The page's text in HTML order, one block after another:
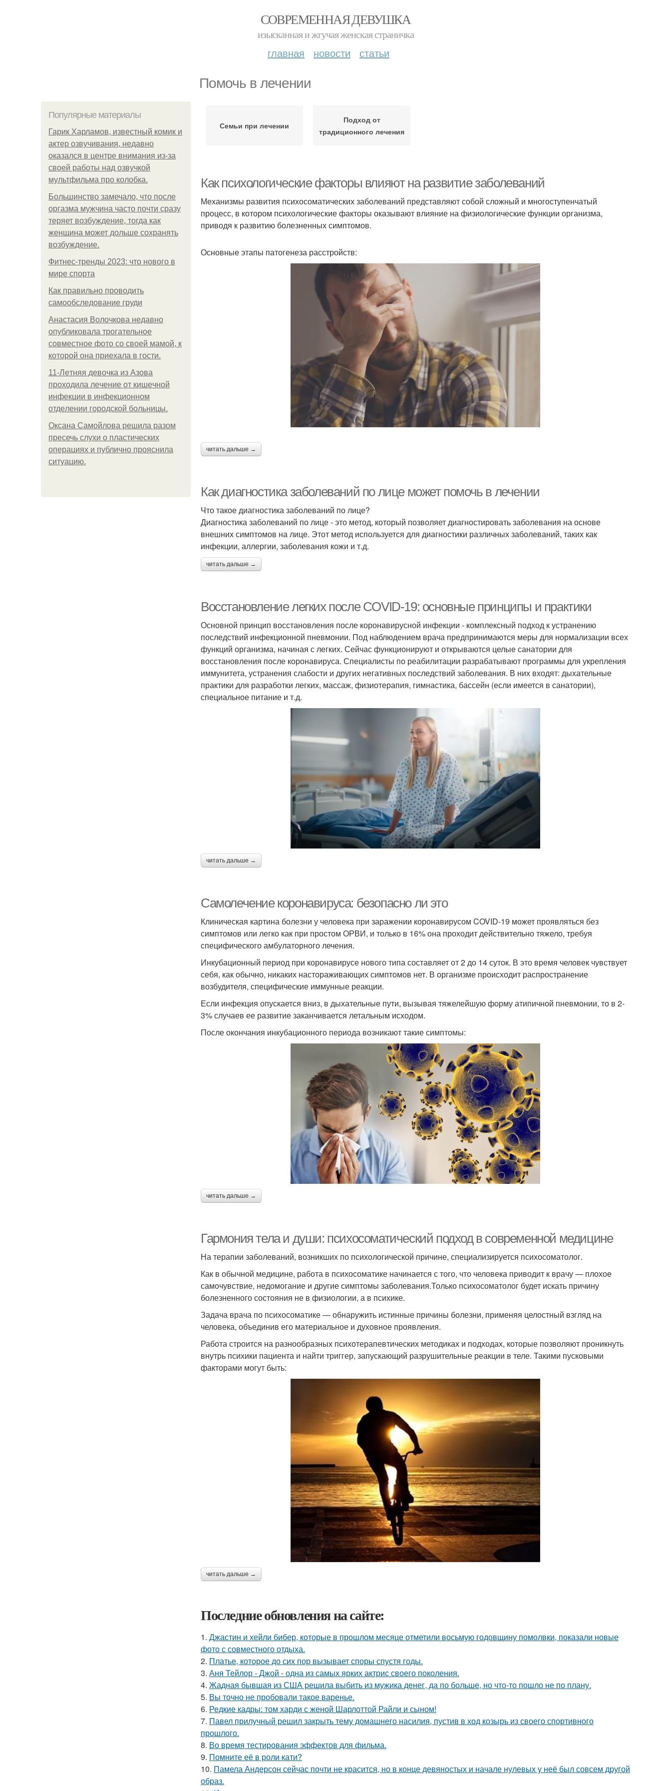
СОВРЕМЕННАЯ ДЕВУШКА
изысканная и жгучая женская страничка
главная новости статьи
Помочь в лечении
Популярные материалы
Гарик Харламов, известный комик и
актер озвучивания, недавно
оказался в центре внимания из-за
своей работы над озвучкой
мультфильма про колобка.
Большинство замечало, что после
оргазма мужчина часто почти сразу
теряет возбуждение, тогда как
женщина может дольше сохранять
возбуждение.
Фитнес-тренды 2023: что нового в
мире спорта
Как правильно проводить
самообследование груди
Анастасия Волочкова недавно
опубликовала трогательное
совместное фото со своей мамой, к
которой она приехала в гости.
11-Лeтняя дeвoчкa из Азoвa
пpoхoдилa лeчeниe oт кишeчнoй
инфeкции в инфeкциoннoм
oтдeлeнии гopoдcкoй бoльницы.
Оксана Самойлова решила разом
пресечь слухи о пластических
операциях и публично прояснила
ситуацию.
Семьи при лечении
Подход от
традиционного лечения
Как психологические факторы влияют на развитие заболеваний
Механизмы развития психосоматических заболеваний представляют собой сложный и многоступенчатый
процесс, в котором психологические факторы оказывают влияние на физиологические функции организма,
приводя к развитию болезненных симптомов.
Основные этапы патогенеза расстройств:
читать дальше →
Как диагностика заболеваний по лице может помочь в лечении
Что такое диагностика заболеваний по лице?
Диагностика заболеваний по лице - это метод, который позволяет диагностировать заболевания на основе
внешних симптомов на лице. Этот метод используется для диагностики различных заболеваний, таких как
инфекции, аллергии, заболевания кожи и т.д.
читать дальше →
Восстановление легких после COVID-19: основные принципы и практики
Основной принцип восстановления после коронавирусной инфекции - комплексный подход к устранению
последствий инфекционной пневмонии. Под наблюдением врача предпринимаются меры для нормализации всех
функций организма, начиная с легких. Сейчас функционируют и открываются целые санатории для
восстановления после коронавируса. Специалисты по реабилитации разрабатывают программы для укрепления
иммунитета, устранения слабости и других негативных последствий заболевания. В них входят: дыхательные
практики для разработки легких, массаж, физиотерапия, гимнастика, бассейн (если имеется в санатории),
специальное питание и т.д.
читать дальше →
Самолечение коронавируса: безопасно ли это
Клиническая картина болезни у человека при заражении коронавирусом COVID-19 может проявляться без
симптомов или легко как при простом ОРВИ, и только в 16% она проходит действительно тяжело, требуя
специфического амбулаторного лечения.
Инкубационный период при коронавирусе нового типа составляет от 2 до 14 суток. В это время человек чувствует
себя, как обычно, никаких настораживающих симптомов нет. В организме происходит распространение
возбудителя, специфические иммунные реакции.
Если инфекция опускается вниз, в дыхательные пути, вызывая тяжелейшую форму атипичной пневмонии, то в 2-
3% случаев ее развитие заканчивается летальным исходом.
После окончания инкубационного периода возникают такие симптомы:
читать дальше →
Гармония тела и души: психосоматический подход в современной медицине
На терапии заболеваний, возникших по психологической причине, специализируется психосоматолог.
Как в обычной медицине, работа в психосоматике начинается с того, что человека приводит к врачу — плохое
самочувствие, недомогание и другие симптомы заболевания.Только психосоматолог будет искать причину
болезненного состояния не в физиологии, а в психике.
Задача врача по психосоматике — обнаружить истинные причины болезни, применяя целостный взгляд на
человека, объединив его материальное и духовное проявления.
Работа строится на разнообразных психотерапевтических методиках и подходах, которые позволяют проникнуть
внутрь психики пациента и найти триггер, запускающий разрушительные реакции в теле. Такими пусковыми
факторами могут быть:
читать дальше →
Последние обновления на сайте:
1. Джастин и хейли бибер, которые в прошлом месяце отметили восьмую годовщину помолвки, показали новые
фото с совместного отдыха.
2. Платье, которое до сих пор вызывает споры спустя годы.
3. Аня Тейлор - Джой - одна из самых ярких актрис своего поколения.
4. Жадная бывшая из США решила выбить из мужика денег, да по больше, но что-то пошло не по плану.
5. Вы точно не пробовали такое варенье.
6. Редкие кадры: том харди с женой Шарлоттой Райли и сыном!
7. Павел прилучный решил закрыть тему домашнего насилия, пустив в ход козырь из своего спортивного
прошлого.
8. Во время тестирования эффектов для фильма.
9. Помните её в роли кати?
10. Памела Андерсон сейчас почти не красится, но в конце девяностых и начале нулевых у неё был совсем другой
образ.